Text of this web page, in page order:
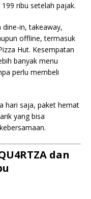
ribu setelah pajak.
dine-in, takeaway,
offline, termasuk
Hut. Kesempatan
banyak menu
perlu membeli
hari saja, paket hemat
yang bisa
dan